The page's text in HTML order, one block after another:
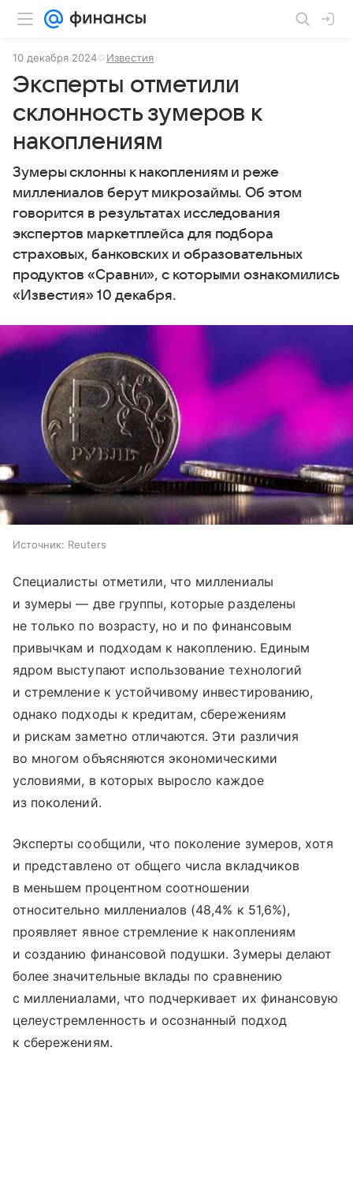
10 декабря 2024 Известия
Эксперты отметили
склонность зумеров к
накоплениям
Зумеры склонны к накоплениям и реже
миллениалов берут микрозаймы. Об этом
говорится в результатах исследования
экспертов маркетплейса для подбора
страховых, банковских и образовательных
продуктов «Сравни», с которыми ознакомились
«Известия» 10 декабря.
Источник: Reuters
Специалисты отметили, что миллениалы
и зумеры — две группы, которые разделены
не только по возрасту, но и по финансовым
привычкам и подходам к накоплению. Единым
ядром выступают использование технологий
и стремление к устойчивому инвестированию,
однако подходы к кредитам, сбережениям
и рискам заметно отличаются. Эти различия
во многом объясняются экономическими
условиями, в которых выросло каждое
из поколений.
Эксперты сообщили, что поколение зумеров, хотя
и представлено от общего числа вкладчиков
в меньшем процентном соотношении
относительно миллениалов (48,4% к 51,6%),
проявляет явное стремление к накоплениям
и созданию финансовой подушки. Зумеры делают
более значительные вклады по сравнению
с миллениалами, что подчеркивает их финансовую
целеустремленность и осознанный подход
к сбережениям.